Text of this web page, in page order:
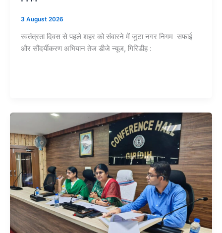
3 August 2026
स्वतंत्रता दिवस से पहले शहर को संवारने में जुटा नगर निगम सफाई
और सौंदर्यीकरण अभियान तेज डीजे न्यूज, गिरिडीह :